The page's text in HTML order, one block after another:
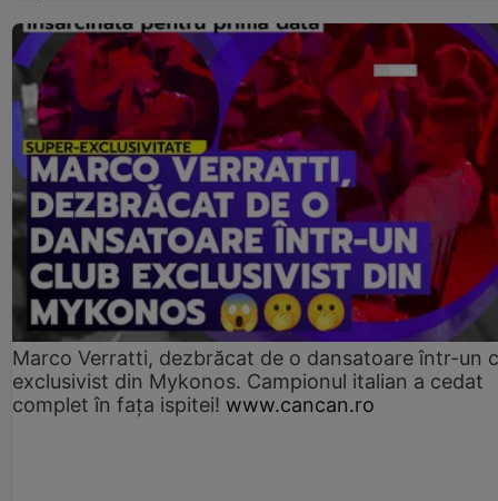
Marco Verratti, dezbrăcat de o dansatoare într-un
exclusivist din Mykonos. Campionul italian a cedat
complet în fața ispitei! www.cancan.ro